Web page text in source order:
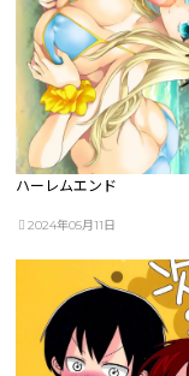
ハーレムエンド
2024年05月11日